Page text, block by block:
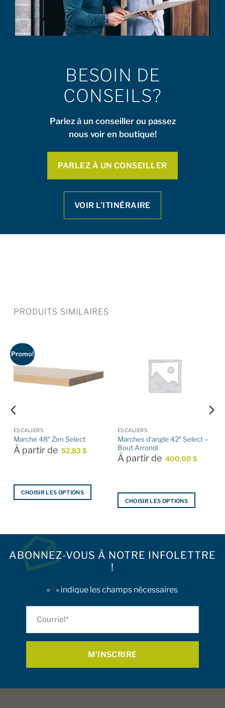
BESOIN DE
CONSEILS?
Parlez à un conseiller ou passez
nous voir en boutique!
PARLEZ À UN CONSEILLER
VOIR L’ITINÉRAIRE
PRODUITS SIMILAIRES
Promo!
ESCALIERS
Marche 48″ Zen Select
À partir de 52,83$
CHOISIR LES OPTIONS
plusieurs
variations.
Les
options
page
ESCALIERS
Marches d’angle 42″ Select –
Bout Arrondi
À partir de 400,00 $
CHOISIR LES OPTIONS
a
variations.
peuvent
choisies
du
ABONNEZ-VOUS À NOTRE INFOLETTRE
!
«* » indique les champs nécessaires